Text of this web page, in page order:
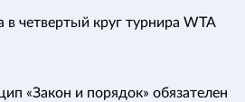
четвертый круг турнира WTA
«Закон и порядок» обязателен